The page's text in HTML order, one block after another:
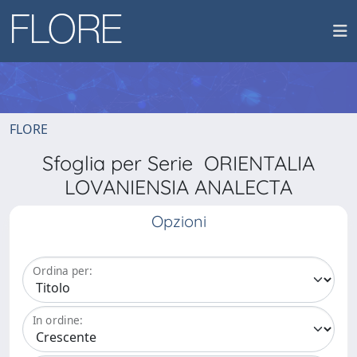
FLORE
Sfoglia per Serie ORIENTALIA
LOVANIENSIA ANALECTA
Opzioni
Ordina per:
In ordine: